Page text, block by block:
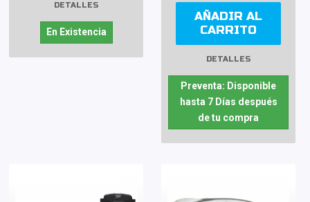
DETALLES
En Existencia
AÑADIR AL
CARRITO
DETALLES
Preventa: Disponible
hasta 7 Días después
de tu compra